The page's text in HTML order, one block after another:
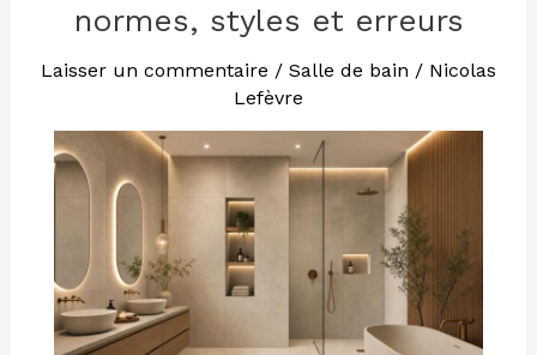
normes, styles et erreurs
Laisser un commentaire / Salle de bain / Nicolas
Lefèvre
bain
normes,
styles